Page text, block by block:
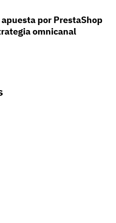
por PrestaShop
omnicanal